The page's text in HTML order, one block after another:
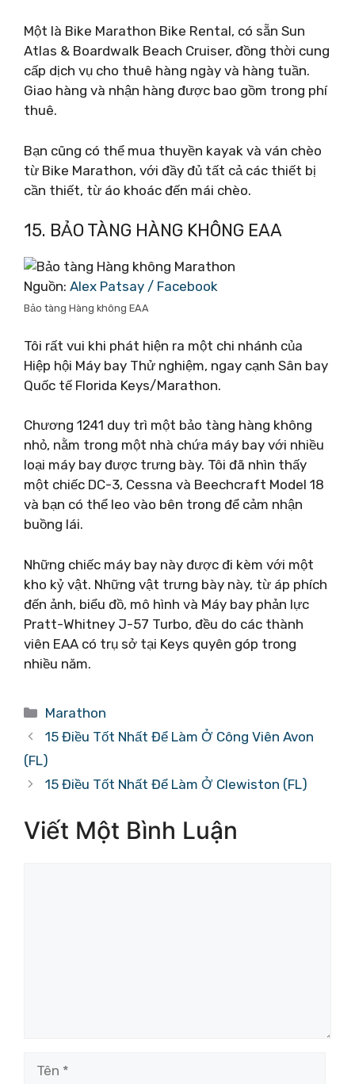
Một là Bike Marathon Bike Rental, có sẵn Sun
Atlas & Boardwalk Beach Cruiser, đồng thời cung
cấp dịch vụ cho thuê hàng ngày và hàng tuần.
Giao hàng và nhận hàng được bao gồm trong phí
thuê.
Bạn cũng có thể mua thuyền kayak và ván chèo
từ Bike Marathon, với đầy đủ tất cả các thiết bị
cần thiết, từ áo khoác đến mái chèo.
15. BẢO TÀNG HÀNG KHÔNG EAA
Nguồn: Alex Patsay / Facebook
Bảo tàng Hàng không EAA
Tôi rất vui khi phát hiện ra một chi nhánh của
Hiệp hội Máy bay Thử nghiệm, ngay cạnh Sân bay
Quốc tế Florida Keys/Marathon.
Chương 1241 duy trì một bảo tàng hàng không
nhỏ, nằm trong một nhà chứa máy bay với nhiều
loại máy bay được trưng bày. Tôi đã nhìn thấy
một chiếc DC-3, Cessna và Beechcraft Model 18
và bạn có thể leo vào bên trong để cảm nhận
buồng lái.
Những chiếc máy bay này được đi kèm với một
kho kỷ vật. Những vật trưng bày này, từ áp phích
đến ảnh, biểu đồ, mô hình và Máy bay phản lực
Pratt-Whitney J-57 Turbo, đều do các thành
viên EAA có trụ sở tại Keys quyên góp trong
nhiều năm.
Danh
mục
Marathon
15 Điều Tốt Nhất Để Làm Ở Công Viên Avon
(FL)
15 Điều Tốt Nhất Để Làm Ở Clewiston (FL)
Viết Một Bình Luận